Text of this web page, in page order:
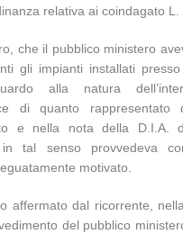
relativa ai coindagato L.
che il pubblico ministero
gli impianti installati presso
alla natura
di quanto rappresentato
e nella nota della D.I.A.
in tal senso provvedeva
motivato.
affermato dal ricorrente,
del pubblico